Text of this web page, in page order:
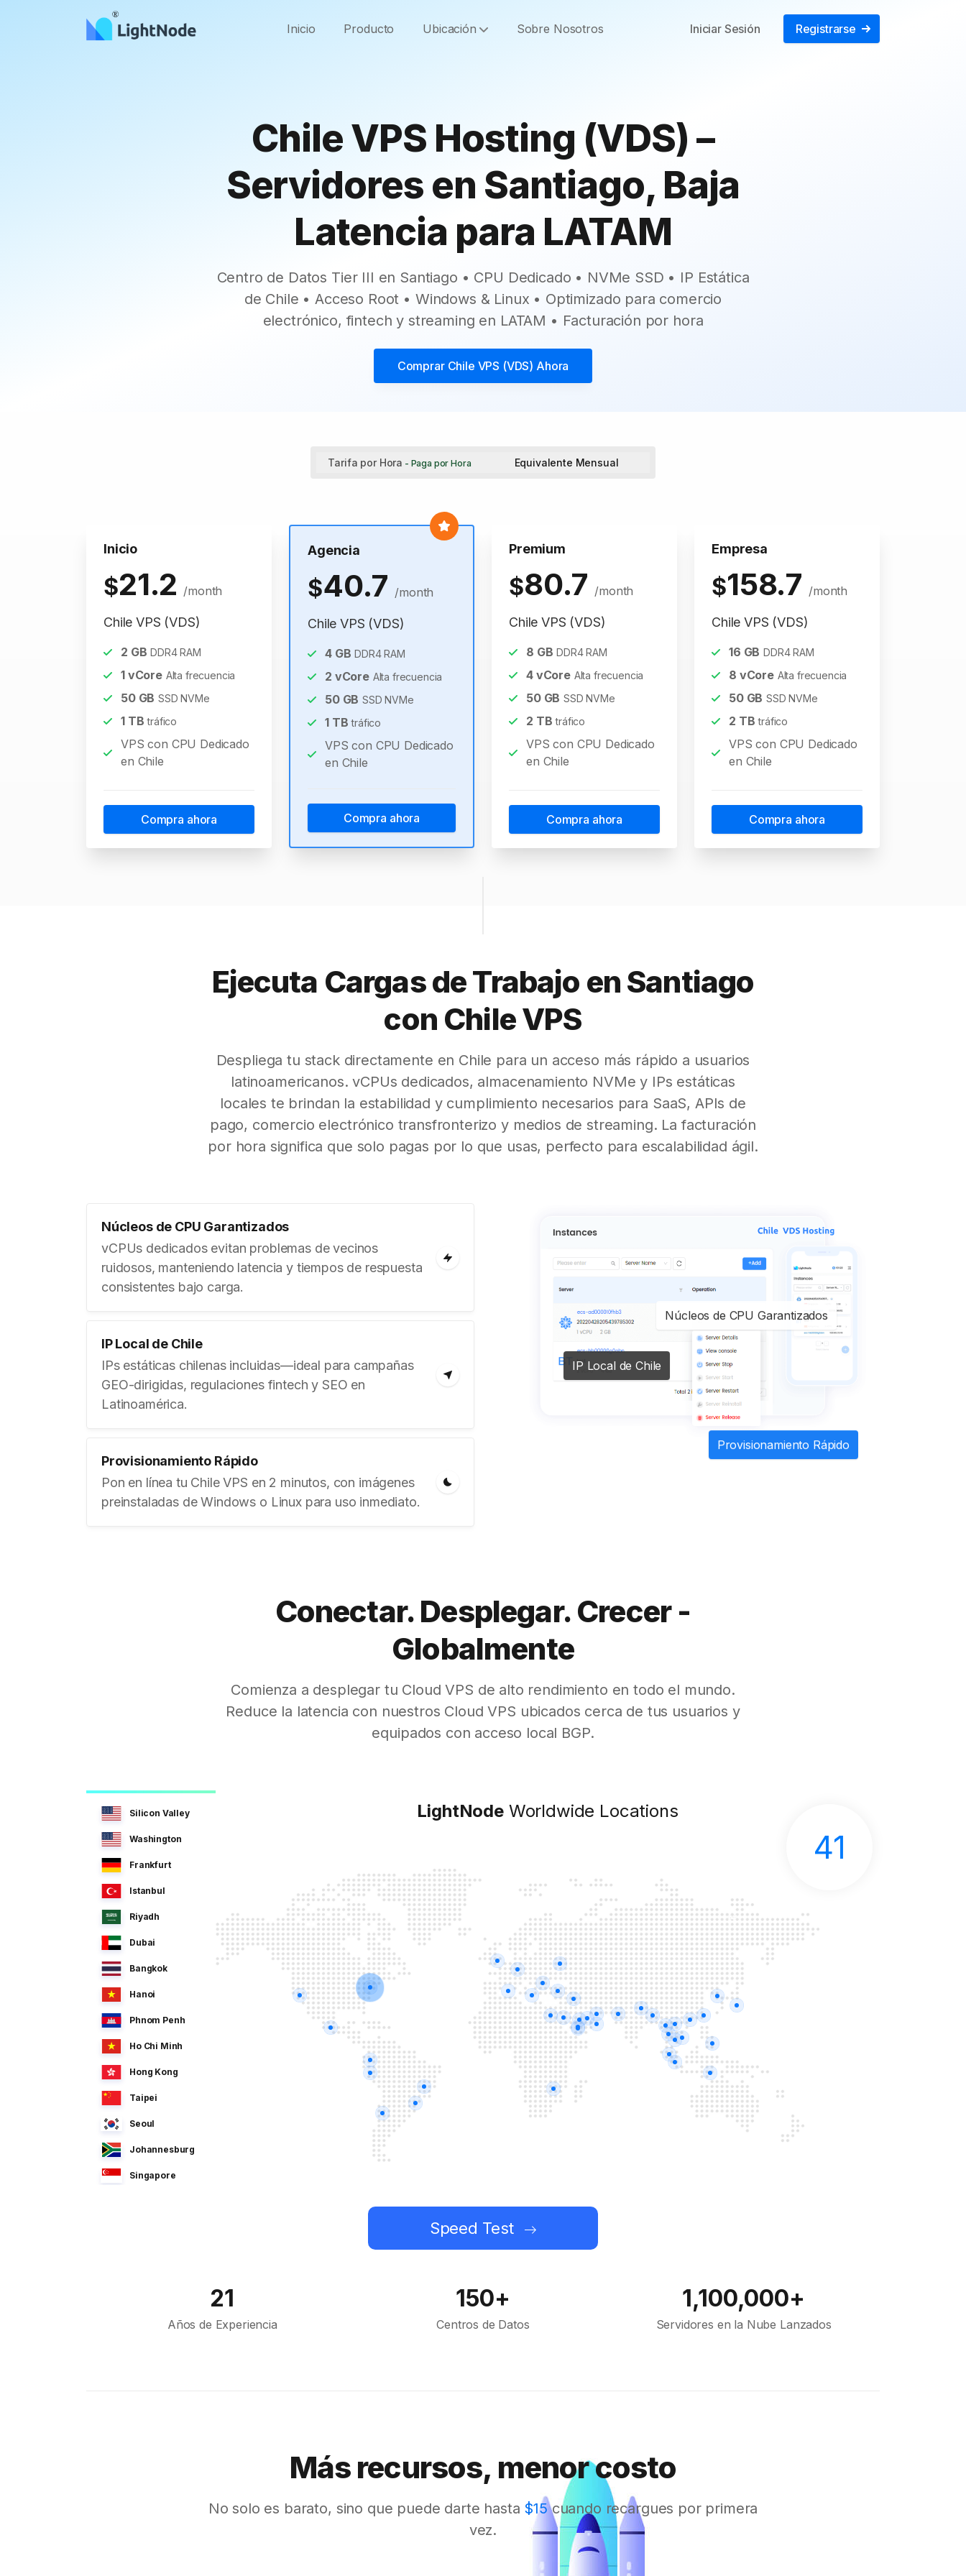
Inicio Producto Ubicación Sobre Nosotros Iniciar Sesión Registrarse
Chile VPS Hosting (VDS) –
Servidores en Santiago, Baja
Latencia para LATAM
Centro de Datos Tier III en Santiago • CPU Dedicado • NVMe SSD • IP Estática
de Chile • Acceso Root • Windows & Linux • Optimizado para comercio
electrónico, fintech y streaming en LATAM • Facturación por hora
Comprar Chile VPS (VDS) Ahora
Tarifa por Hora - Paga por Hora Equivalente Mensual
Inicio
$21.2 /month
Chile VPS (VDS)
2 GB DDR4 RAM
1vCore Alta frecuencia
50GB SSD NVMe
1TB tráfico
VPS con CPU Dedicado
en Chile
Compra ahora
Agencia
$40.7 /month
Chile VPS (VDS)
4GB DDR4 RAM
2 vCore Alta frecuencia
50GB SSD NVMe
1TB tráfico
VPS con CPU Dedicado
en Chile
Compra ahora
Premium
$80.7 /month
Chile VPS (VDS)
8 GB DDR4 RAM
4vCore Alta frecuencia
50GB SSD NVMe
2 TB tráfico
VPS con CPU Dedicado
en Chile
Compra ahora
Empresa
$158.7 /month
Chile VPS (VDS)
16 GB DDR4 RAM
8 vCore Alta frecuencia
50GB SSD NVMe
2 TB tráfico
VPS con CPU Dedicado
en Chile
Compra ahora
Ejecuta Cargas de Trabajo en Santiago
con Chile VPS
Despliega tu stack directamente en Chile para un acceso más rápido a usuarios
latinoamericanos. vCPUs dedicados, almacenamiento NVMe y IPs estáticas
locales te brindan la estabilidad y cumplimiento necesarios para SaaS, APIs de
pago, comercio electrónico transfronterizo y medios de streaming. La facturación
por hora significa que solo pagas por lo que usas, perfecto para escalabilidad ágil.
Núcleos de CPU Garantizados
vCPUs dedicados evitan problemas de vecinos
ruidosos, manteniendo latencia y tiempos de respuesta
consistentes bajo carga.
IP Local de Chile
IPs estáticas chilenas incluidas—ideal para campañas
GEO-dirigidas, regulaciones fintech y SEO en
Latinoamérica.
Provisionamiento Rápido
Pon en línea tu Chile VPS en 2 minutos, con imágenes
preinstaladas de Windows o Linux para uso inmediato.
Núcleos de CPU Garantizados
IP Local de Chile
Provisionamiento Rápido
Conectar. Desplegar. Crecer -
Globalmente
Comienza a desplegar tu Cloud VPS de alto rendimiento en todo el mundo.
Reduce la latencia con nuestros Cloud VPS ubicados cerca de tus usuarios y
equipados con acceso local BGP.
Silicon Valley
Washington
Frankfurt
Istanbul
Riyadh
Dubai
Bangkok
Hanoi
Phnom Penh
Ho Chi Minh
Hong Kong
Taipei
Seoul
Johannesburg
Singapore
LightNode Worldwide Locations
41
Speed Test
21
Años de Experiencia
150+
Centros de Datos
1,100,000+
Servidores en la Nube Lanzados
Más recursos, menor costo
No solo es barato, sino que puede darte hasta $15cuando recargues por primera
vez.